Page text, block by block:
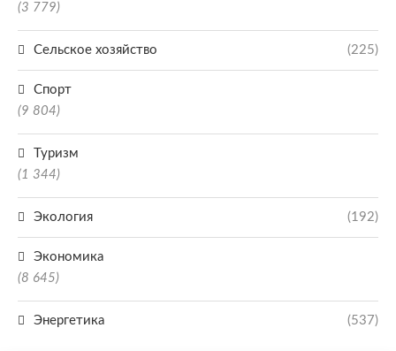
(3 779)
Сельское хозяйство (225)
Спорт
(9 804)
Туризм
(1 344)
Экология (192)
Экономика
(8 645)
Энергетика (537)